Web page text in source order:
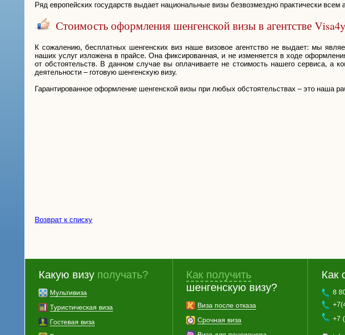
Ряд европейских государств выдает национальные визы безвозмездно практически всем
Стоимость оформления шенгенской визы в агентстве
К сожалению, бесплатных шенгенских виз наше визовое агентство не выдает: мы
наших услуг изложена в прайсе. Она фиксированная, и не изменяется в ходе
от обстоятельств. В данном случае вы оплачиваете не стоимость нашего сервиса, а
деятельности – готовую шенгенскую визу.
Гарантированное оформление шенгенской визы при любых обстоятельствах – это наша
Возврат к списку
Какую визу получать?
Мультивиза
Туристическая виза
Гостевая виза
Как получить
шенгенскую визу?
Виза после отказа
Срочная виза
Как
8
+7